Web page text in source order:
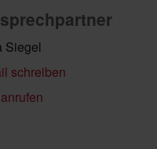
Siegel
schreiben